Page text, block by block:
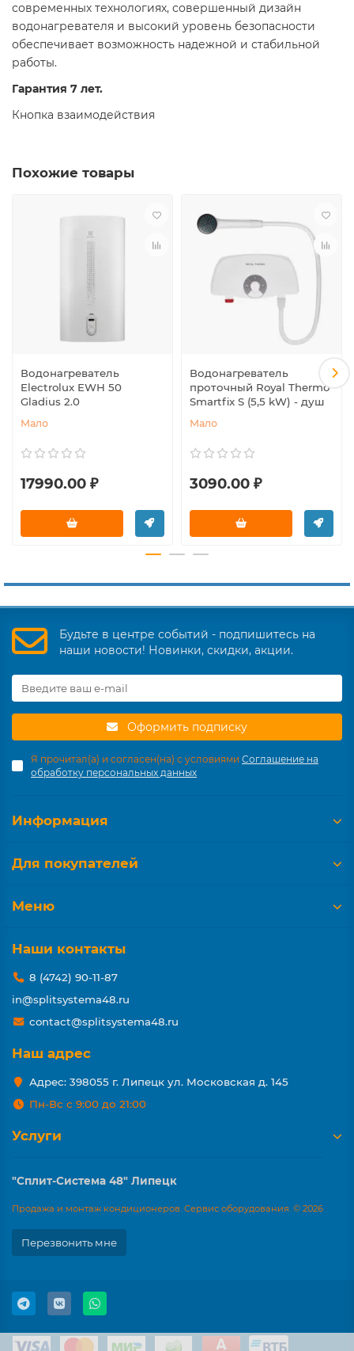
современных технологиях, совершенный дизайн
водонагревателя и высокий уровень безопасности
обеспечивает возможность надежной и стабильной
работы.
Гарантия 7 лет.
Кнопка взаимодействия
Похожие товары
Водонагреватель
Electrolux EWH 50
Gladius 2.0
Мало
17990.00 ₽
Водонагреватель
проточный Royal Thermo
Smartfix S (5,5 kW) - душ
Мало
3090.00 ₽
Будьте в центре событий - подпишитесь на
наши новости! Новинки, скидки, акции.
Оформить подписку
Я прочитал(а) и согласен(на) с условиями Соглашение на
обработку персональных данных
Информация
Для покупателей
Меню
Наши контакты
8 (4742) 90-11-87
in@splitsystema48.ru
contact@splitsystema48.ru
Наш адрес
Адрес: 398055 г. Липецк ул. Московская д. 145
Пн-Вс с 9:00 до 21:00
Услуги
"Сплит-Система 48" Липецк
Продажа и монтаж кондиционеров. Сервис оборудования. © 2026
Перезвонить мне